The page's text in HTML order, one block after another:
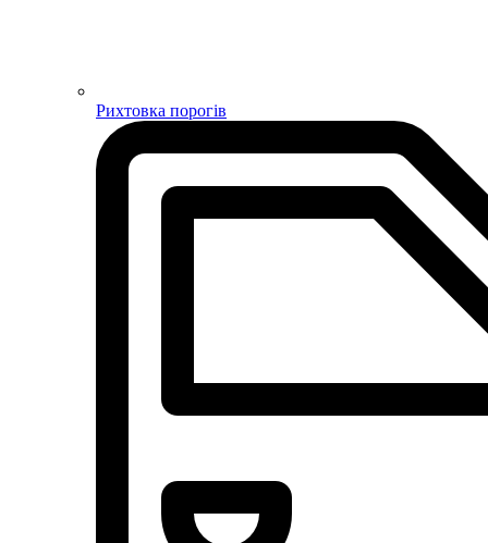
Рихтовка порогів